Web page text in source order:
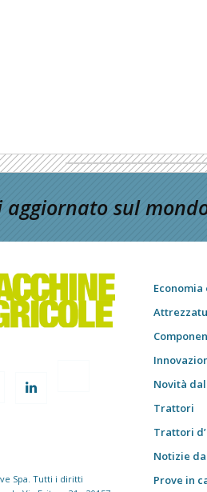
aggiornato sul
Spa. Tutti i diritti
Novità
Trattori
Trattori
Notizie
Prove in